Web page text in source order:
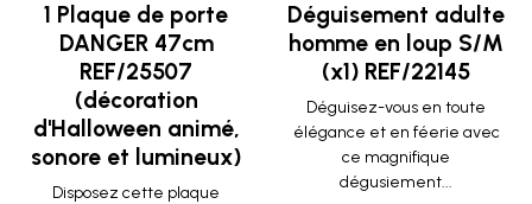
1 Plaque de porte
DANGER 47cm
REF/25507
(décoration
d'Halloween animé,
sonore et lumineux)
Disposez cette plaque
Déguisement adulte
homme en loup S/M
(x1) REF/22145
Déguisez-vous en toute
élégance et en féerie avec
ce magnifique
dégusiement...